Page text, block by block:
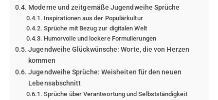
Moderne und zeitgemäße Jugendweihe Sprüche
Inspirationen aus der Populärkultur
Sprüche mit Bezug zur digitalen Welt
Humorvolle und lockere Formulierungen
Jugendweihe Glückwünsche: Worte, die von Herzen
kommen
Jugendweihe Sprüche: Weisheiten für den neuen
Lebensabschnitt
Sprüche über Verantwortung und Selbstständigkeit